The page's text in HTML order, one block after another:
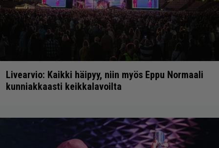
Livearvio: Kaikki häipyy, niin myös Eppu Normaali
kunniakkaasti keikkalavoilta